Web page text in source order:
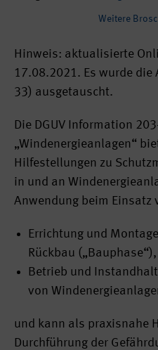
Weitere
Hinweis: aktualisierte
17.08.2021. Es wurde die
33) ausgetauscht.
Die DGUV Information
„Windenergieanlagen“
Hilfestellungen zu
in und an
Anwendung beim Einsatz
Errichtung und
Rückbau („Bauphase“),
Betrieb und
von
und kann als praxisnahe
Durchführung der